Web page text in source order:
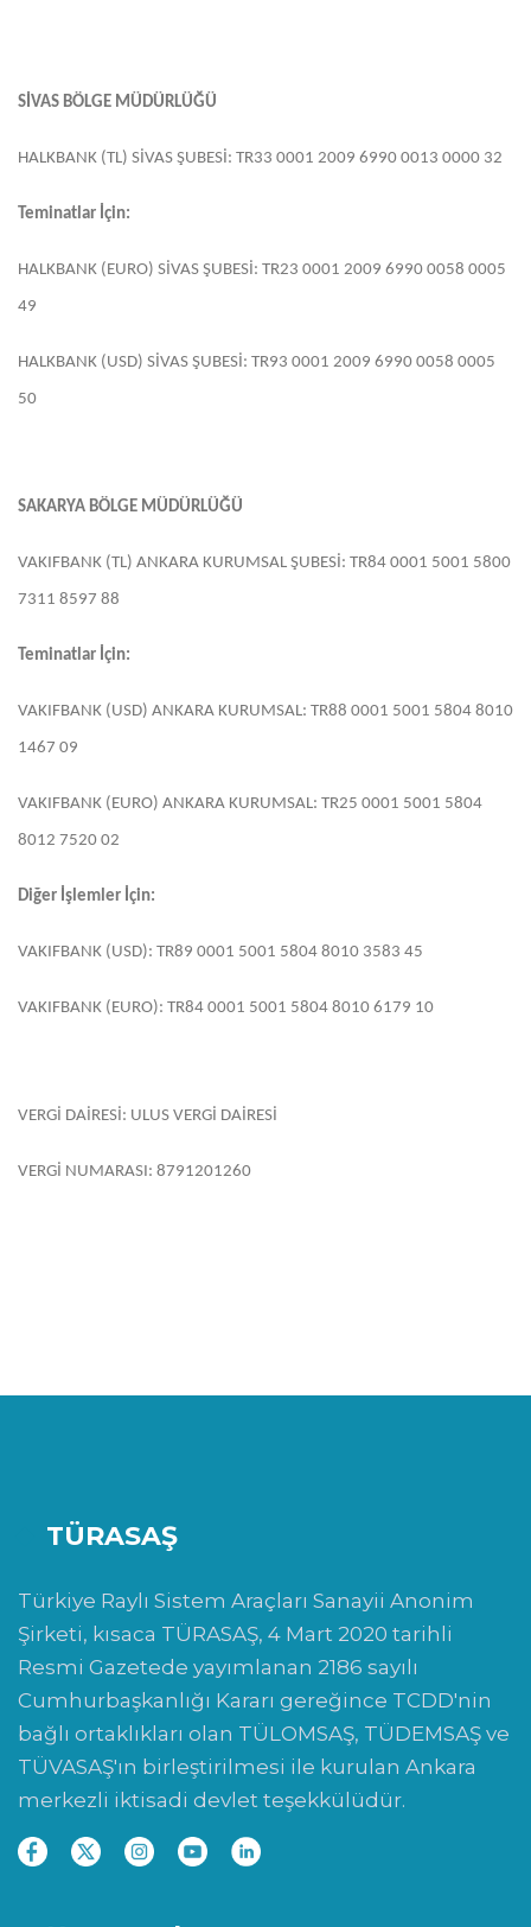
SİVAS BÖLGE MÜDÜRLÜĞÜ
HALKBANK (TL) SİVAS ŞUBESİ: TR33 0001 2009 6990 0013 0000 32
Teminatlar İçin:
HALKBANK (EURO) SİVAS ŞUBESİ: TR23 0001 2009 6990 0058 0005
49
HALKBANK (USD) SİVAS ŞUBESİ: TR93 0001 2009 6990 0058 0005
50
SAKARYA BÖLGE MÜDÜRLÜĞÜ
VAKIFBANK (TL) ANKARA KURUMSAL ŞUBESİ: TR84 0001 5001 5800
7311 8597 88
Teminatlar İçin:
VAKIFBANK (USD) ANKARA KURUMSAL: TR88 0001 5001 5804 8010
1467 09
VAKIFBANK (EURO) ANKARA KURUMSAL: TR25 0001 5001 5804
8012 7520 02
Diğer İşlemler İçin:
VAKIFBANK (USD): TR89 0001 5001 5804 8010 3583 45
VAKIFBANK (EURO): TR84 0001 5001 5804 8010 6179 10
VERGİ DAİRESİ: ULUS VERGİ DAİRESİ
VERGİ NUMARASI: 8791201260
TÜRASAŞ
Türkiye Raylı Sistem Araçları Sanayii Anonim
Şirketi, kısaca TÜRASAŞ, 4 Mart 2020 tarihli
Resmi Gazetede yayımlanan 2186 sayılı
Cumhurbaşkanlığı Kararı gereğince TCDD'nin
bağlı ortaklıkları olan TÜLOMSAŞ, TÜDEMSAŞ ve
TÜVASAŞ'ın birleştirilmesi ile kurulan Ankara
merkezli iktisadi devlet teşekkülüdür.